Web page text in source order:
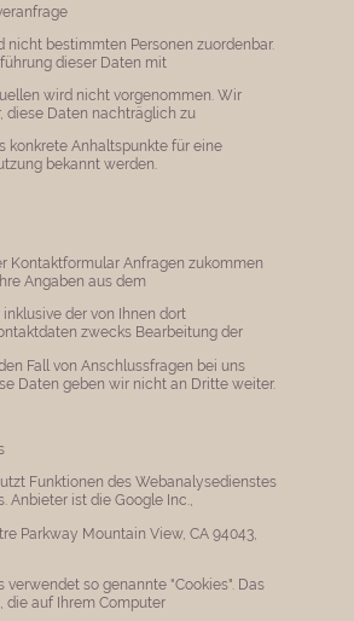
nicht bestimmten Personen zuordenbar.
dieser Daten mit
wird nicht vorgenommen. Wir
diese Daten nachträglich zu
konkrete Anhaltspunkte für eine
bekannt werden.
Kontaktformular Anfragen zukommen
Angaben aus dem
der von Ihnen dort
zwecks Bearbeitung der
Fall von Anschlussfragen bei uns
Daten geben wir nicht an Dritte weiter.
Funktionen des Webanalysedienstes
Anbieter ist die Google Inc.,
Parkway Mountain View, CA 94043,
verwendet so genannte "Cookies". Das
die auf Ihrem Computer